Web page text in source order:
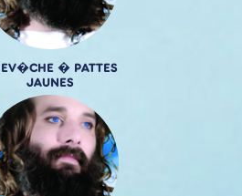
� PATTES
JAUNES